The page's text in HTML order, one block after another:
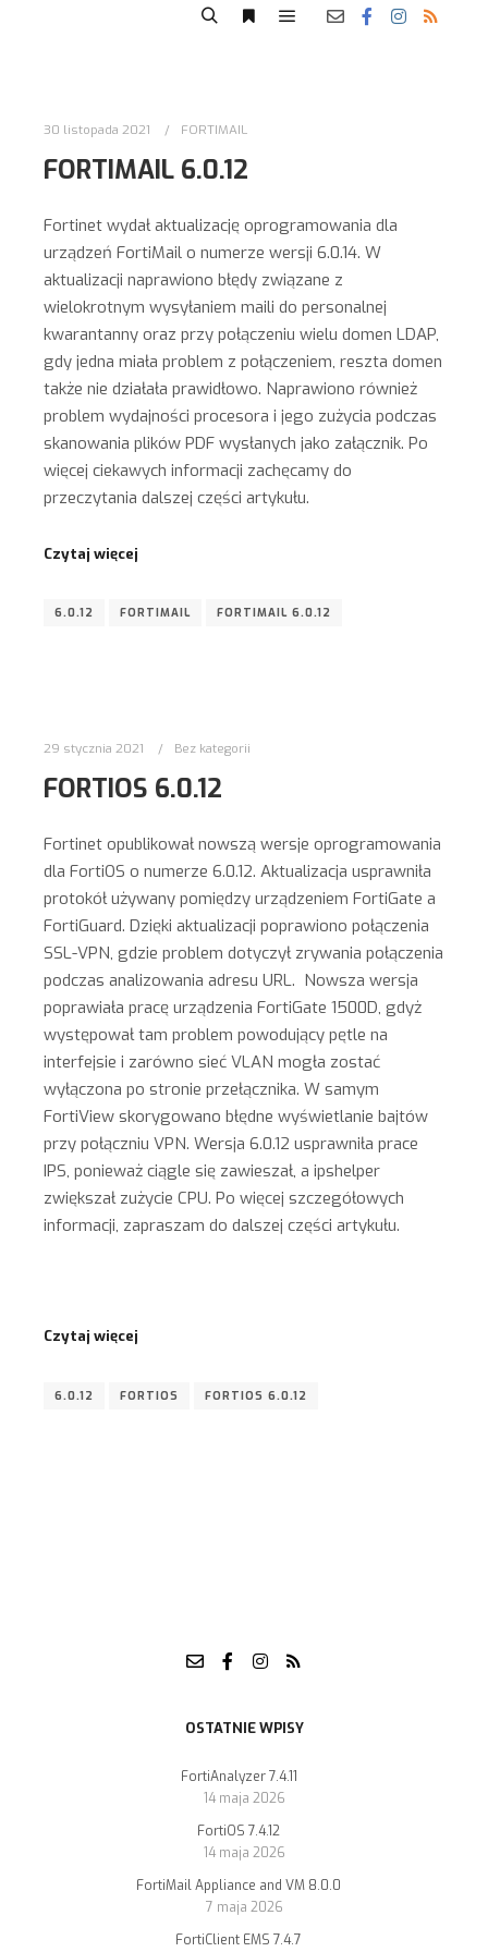
30 listopada 2021 FORTIMAIL
FORTIMAIL 6.0.12
Fortinet wydał aktualizację oprogramowania dla
urządzeń FortiMail o numerze wersji 6.0.14. W
aktualizacji naprawiono błędy związane z
wielokrotnym wysyłaniem maili do personalnej
kwarantanny oraz przy połączeniu wielu domen LDAP,
gdy jedna miała problem z połączeniem, reszta domen
także nie działała prawidłowo. Naprawiono również
problem wydajności procesora i jego zużycia podczas
skanowania plików PDF wysłanych jako załącznik. Po
więcej ciekawych informacji zachęcamy do
przeczytania dalszej części artykułu.
Czytaj więcej
6.0.12 FORTIMAIL FORTIMAIL 6.0.12
29 stycznia 2021 Bez kategorii
FORTIOS 6.0.12
Fortinet opublikował nowszą wersje oprogramowania
dla FortiOS o numerze 6.0.12. Aktualizacja usprawniła
protokół używany pomiędzy urządzeniem FortiGate a
FortiGuard. Dzięki aktualizacji poprawiono połączenia
SSL-VPN, gdzie problem dotyczył zrywania połączenia
podczas analizowania adresu URL. Nowsza wersja
poprawiała pracę urządzenia FortiGate 1500D, gdyż
występował tam problem powodujący pętle na
interfejsie i zarówno sieć VLAN mogła zostać
wyłączona po stronie przełącznika. W samym
FortiView skorygowano błędne wyświetlanie bajtów
przy połączniu VPN. Wersja 6.0.12 usprawniła prace
IPS, ponieważ ciągle się zawieszał, a ipshelper
zwiększał zużycie CPU. Po więcej szczegółowych
informacji, zapraszam do dalszej części artykułu.
Czytaj więcej
6.0.12 FORTIOS FORTIOS 6.0.12
OSTATNIE WPISY
FortiAnalyzer 7.4.11
14 maja 2026
FortiOS 7.4.12
14 maja 2026
FortiMail Appliance and VM 8.0.0
7 maja 2026
FortiClient EMS 7.4.7